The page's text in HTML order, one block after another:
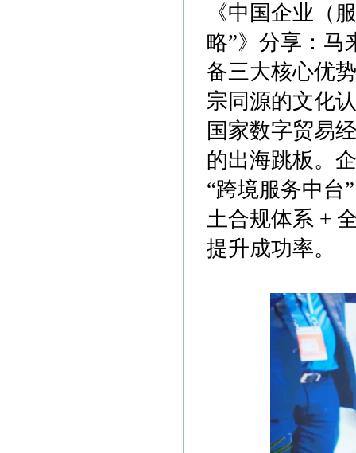
《中国企业（
略”》分享：马
备三大核心优
宗同源的文化
国家数字贸易
的出海跳板。
“跨境服务中台
土合规体系 +
提升成功率。